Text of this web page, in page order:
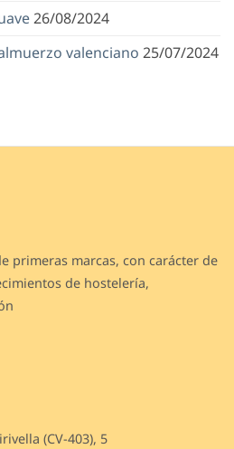
26/08/2024
valenciano 25/07/2024
primeras marcas, con carácter de
de hostelería,
(CV-403), 5